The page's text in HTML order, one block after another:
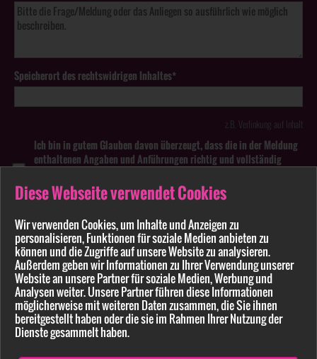
Diese Webseite verwendet Cookies
Wir verwenden Cookies, um Inhalte und Anzeigen zu
personalisieren, Funktionen für soziale Medien anbieten zu
können und die Zugriffe auf unsere Website zu analysieren.
Außerdem geben wir Informationen zu Ihrer Verwendung unserer
Website an unsere Partner für soziale Medien, Werbung und
Analysen weiter. Unsere Partner führen diese Informationen
möglicherweise mit weiteren Daten zusammen, die Sie ihnen
bereitgestellt haben oder die sie im Rahmen Ihrer Nutzung der
Dienste gesammelt haben.
Speicherort des rechtswidrigen Inhaltes*
z.B. Verlinkung auf Inhalt
Ich bin in gutem Glauben davon überzeugt, dass die in der Meldung
enthaltenen Angaben und Anführungen richtig und vollständig
rechtswidrigen Inhalten können strafbar sein.
Pflichtfelder sind mit * markiert
Bitte beachten Sie unsereDatenschutzerklärung.